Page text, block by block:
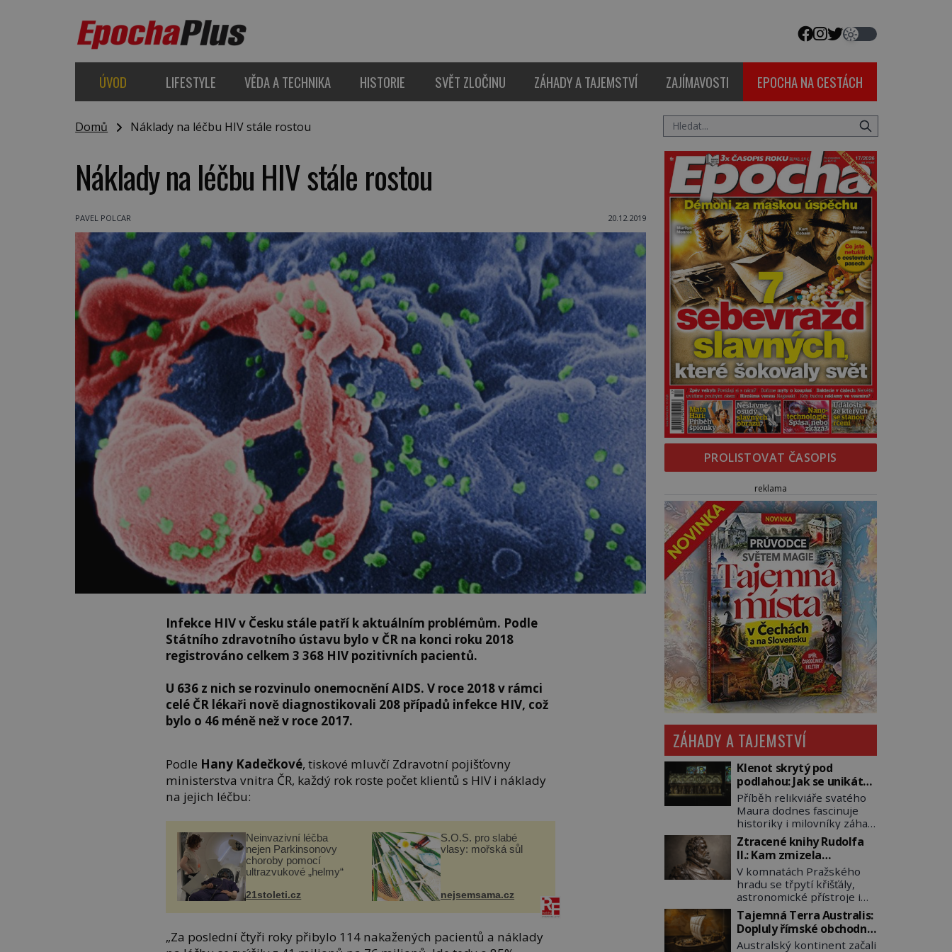
ÚVOD LIFESTYLE VĚDA A TECHNIKA HISTORIE SVĚT ZLOČINU ZÁHADY A TAJEMSTVÍ ZAJÍMAVOSTI EPOCHA NA CESTÁCH
Domů Náklady na léčbu HIV stále rostou
Náklady na léčbu HIV stále rostou
PAVEL POLCAR 20.12.2019
Infekce HIV v Česku stále patří k aktuálním problémům. Podle
Státního zdravotního ústavu bylo v ČR na konci roku 2018
registrováno celkem 3 368 HIV pozitivních pacientů.
U 636 z nich se rozvinulo onemocnění AIDS. V roce 2018 v rámci
celé ČR lékaři nově diagnostikovali 208 případů infekce HIV, což
bylo o 46 méně než v roce 2017.
Podle Hany Kadečkové, tiskové mluvčí Zdravotní pojišťovny
ministerstva vnitra ČR, každý rok roste počet klientů s HIV i náklady
na jejich léčbu:
Neinvazivní léčba
nejen Parkinsonovy
choroby pomocí
ultrazvukové „helmy“
21stoleti.cz
S.O.S. pro slabé
vlasy: mořská sůl
nejsemsama.cz
„Za poslední čtyři roky přibylo 114 nakažených pacientů a náklady
PROLISTOVAT ČASOPIS
reklama
ZÁHADY A TAJEMSTVÍ
Klenot skrytý pod
podlahou: Jak se unikátní
románský poklad dostal
do zapadlého Bečova?
Příběh relikviáře svatého
Maura dodnes fascinuje
historiky i milovníky záhad
po celém světě. Tato
románská zlatnická
památka ze 13. století je
po českých korunovačních
klenotech druhým
nejcennějším movitým
majetkem v České
republice. Přestože byl
klenot v roce 1985 po
Ztracené knihy Rudolfa
II.: Kam zmizela
nejzáhadnější knihovna
Evropy?
V komnatách Pražského
hradu se třpytí křišťály,
astronomické přístroje i
podivné alchymistické
rukopisy. Císař Rudolf II.
shromažďuje vše, co
souvisí s tajemstvím
Tajemná Terra Australis:
Dopluly římské obchodní
lodě až do Austrálie?
Australský kontinent začali